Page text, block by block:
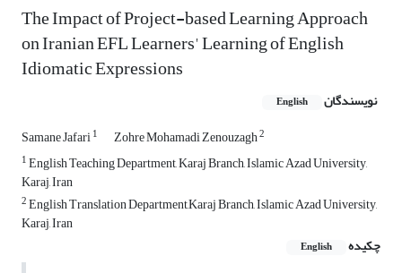
The Impact of Project-based Learning Approach
on Iranian EFL Learners' Learning of English
Idiomatic Expressions
نویسندگان English
Samane Jafari1 Zohre Mohamadi Zenouzagh2
1English Teaching Department, Karaj Branch, Islamic Azad University,
Karaj, Iran
2English Translation Department,Karaj Branch, Islamic Azad University,
Karaj, Iran
چکیده
English